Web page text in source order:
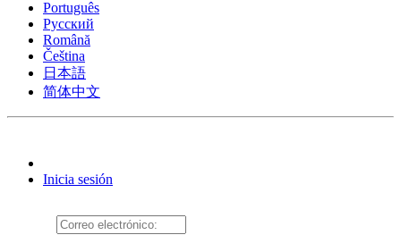
Português
Pусский
Română
Čeština
日本語
简体中文
Inicia sesión